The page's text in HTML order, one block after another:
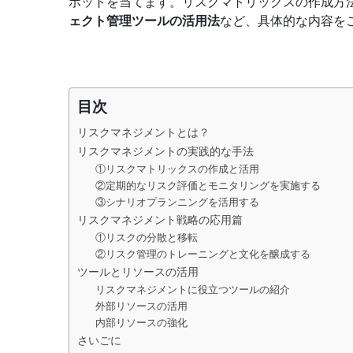
ェクト管理ツールの活用法など、具体的な内容を
目次
リスクマネジメントとは？
リスクマネジメントの実践的な手法
①リスクマトリックスの作成と活用
②定期的なリスク評価とモニタリングを実施する
③シナリオプランニングを活用する
リスクマネジメント戦略の応用篇
①リスクの分散と移転
②リスク管理のトレーニングと文化を醸成する
ツールとリソースの活用
リスクマネジメントに役立つツールの紹介
外部リソースの活用
内部リソースの強化
さいごに